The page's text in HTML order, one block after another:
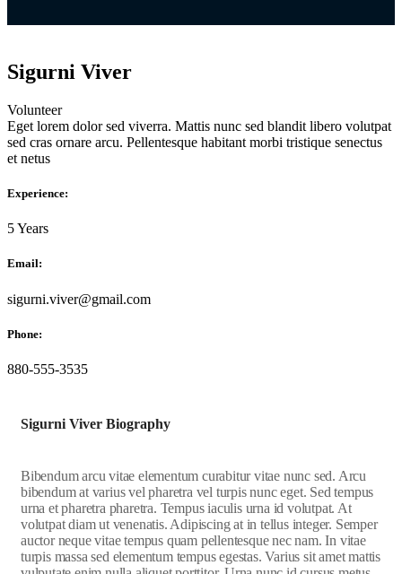
Sigurni Viver
Volunteer
Eget lorem dolor sed viverra. Mattis nunc sed blandit libero volutpat
sed cras ornare arcu. Pellentesque habitant morbi tristique senectus
et netus
Experience:
5 Years
Email:
sigurni.viver@gmail.com
Phone:
880-555-3535
Sigurni Viver Biography
Bibendum arcu vitae elementum curabitur vitae nunc sed. Arcu
bibendum at varius vel pharetra vel turpis nunc eget. Sed tempus
urna et pharetra pharetra. Tempus iaculis urna id volutpat. At
volutpat diam ut venenatis. Adipiscing at in tellus integer. Semper
auctor neque vitae tempus quam pellentesque nec nam. In vitae
turpis massa sed elementum tempus egestas. Varius sit amet mattis